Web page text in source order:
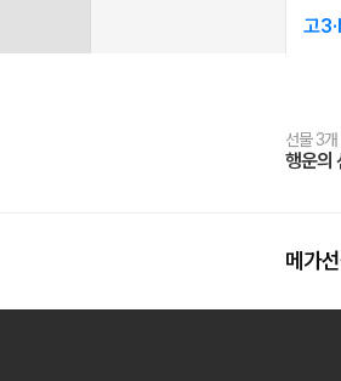
고
선물 3
행운의
선물
메가스
여름방학
메가런
2027 러
강사
스마트
설문
메가패스
3일 무
메가패스
메가클
사회공
희망이
메가